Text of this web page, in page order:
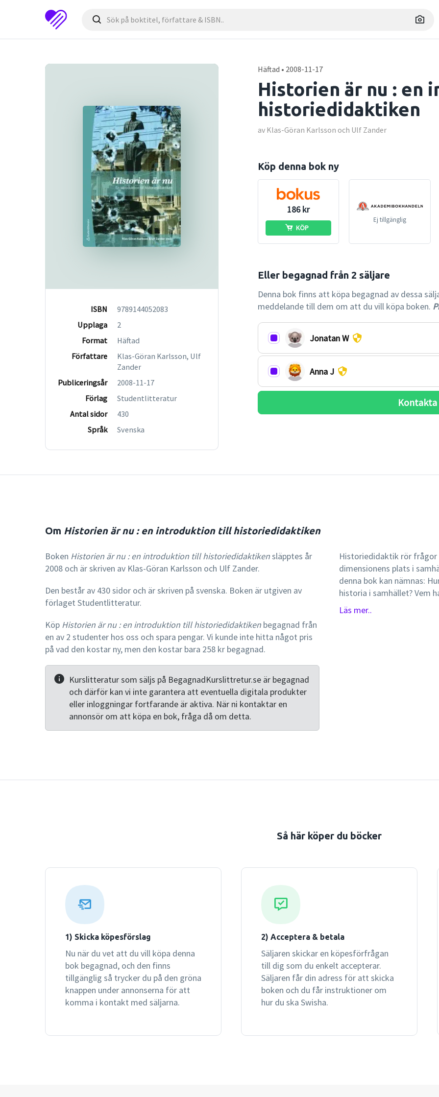
ISBN
9789144052083
Upplaga
2
Format
Häftad
Författare
Klas-Göran Karlsson, Ulf
Zander
Publiceringsår
2008-11-17
Förlag
Studentlitteratur
Antal sidor
430
Språk
Svenska
Häftad • 2008-11-17
Historien är nu : en
historiedidaktiken
av Klas-Göran Karlsson och Ulf Zander
Köp denna bok ny
186 kr
KÖP
Ej tillgänglig
Denna bok finns att köpa begagnad av dessa
meddelande till dem om att du vill köpa boken.
Jonatan W
Anna J
Kontakta
Om Historien är nu : en introduktion till historiedidaktiken
Boken Historien är nu : en introduktion till historiedidaktikensläpptes år
2008 och är skriven av Klas-Göran Karlsson och Ulf Zander.
Den består av 430 sidor och är skriven på svenska. Boken är utgiven av
förlaget Studentlitteratur.
Köp Historien är nu : en introduktion till historiedidaktikenbegagnad från
en av 2 studenter hos oss och spara pengar. Vi kunde inte hitta något pris
på vad den kostar ny, men den kostar bara 258 kr begagnad.
Kurslitteratur som säljs på BegagnadKurslittretur.se är begagnad
och därför kan vi inte garantera att eventuella digitala produkter
eller inloggningar fortfarande är aktiva. När ni kontaktar en
annonsör om att köpa en bok, fråga då om detta.
Historiedidaktik rör
dimensionens plats i
denna bok kan nämnas:
historia i samhället? Vem
historia, och hur brukar vi
Läs mer..
Så här köper du böcker
1) Skicka köpesförslag
Nu när du vet att du vill köpa denna
bok begagnad, och den finns
tillgänglig så trycker du på den gröna
knappen under annonserna för att
komma i kontakt med säljarna.
2) Acceptera & betala
Säljaren skickar en köpesförfrågan
till dig som du enkelt accepterar.
Säljaren får din adress för att skicka
boken och du får instruktioner om
hur du ska Swisha.